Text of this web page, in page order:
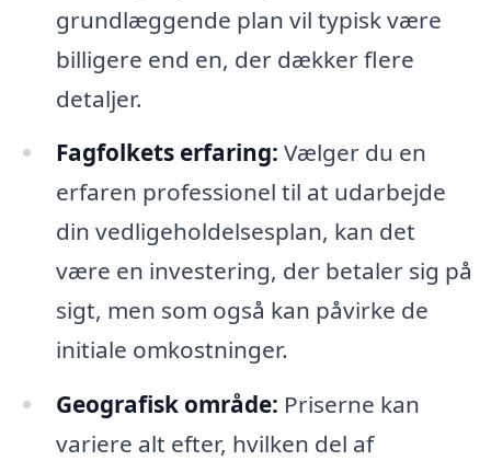
grundlæggende plan vil typisk være
billigere end en, der dækker flere
detaljer.
Fagfolkets erfaring: Vælger du en
erfaren professionel til at udarbejde
din vedligeholdelsesplan, kan det
være en investering, der betaler sig på
sigt, men som også kan påvirke de
initiale omkostninger.
Geografisk område: Priserne kan
variere alt efter, hvilken del af